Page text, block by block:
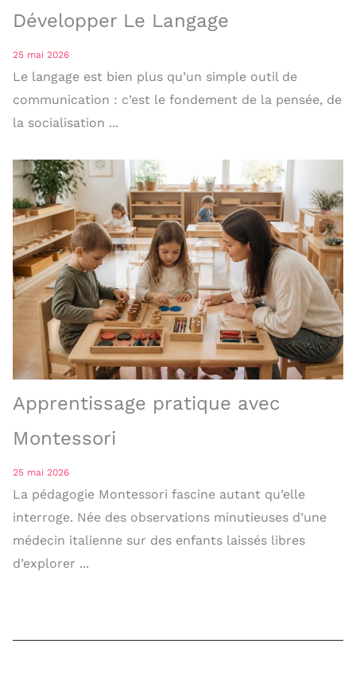
Développer Le Langage
25 mai 2026
Le langage est bien plus qu’un simple outil de
communication : c’est le fondement de la pensée, de
la socialisation ...
Apprentissage pratique avec
Montessori
25 mai 2026
La pédagogie Montessori fascine autant qu’elle
interroge. Née des observations minutieuses d’une
médecin italienne sur des enfants laissés libres
d’explorer ...